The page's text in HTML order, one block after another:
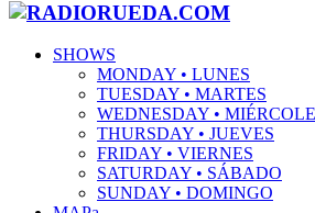
SHOWS
MONDAY • LUNES
TUESDAY • MARTES
WEDNESDAY •
THURSDAY • JUEVES
FRIDAY • VIERNES
SATURDAY • SÁBADO
SUNDAY • DOMINGO